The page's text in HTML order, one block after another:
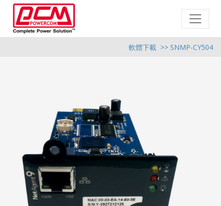
軟體下載 >> SNMP-CY504